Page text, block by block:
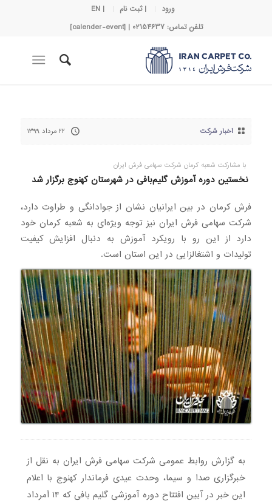
ورود | ثبت نام
| EN
تلفن تماس: 02154637 | [calender-event]
اخبار شرکت ۲۲ مرداد ۱۳۹۹
با مشارکت شعبه کرمان شرکت سهامی فرش ایران
نخستین دوره آموزش گلیم‌بافی در شهرستان کهنوج برگزار شد
فرش کرمان در بین ایرانیان نشان از جوادانگی و طراوت دارد،
شرکت سهامی فرش ایران نیز توجه ویژه‌ای به شعبه کرمان خود
دارد از این رو با رویکرد آموزش به دنبال افزایش کیفیت
تولیدات و اشتغالزایی در این استان است.
به گزارش روابط عمومی شرکت سهامی فرش ایران به نقل از
خبرگزاری صدا و سیما، وحدت عیدی فرماندار کهنوج با اعلام
این خبر در آیین افتتاح دوره آموزشی گلیم بافی که ۱۴ اَمرداد